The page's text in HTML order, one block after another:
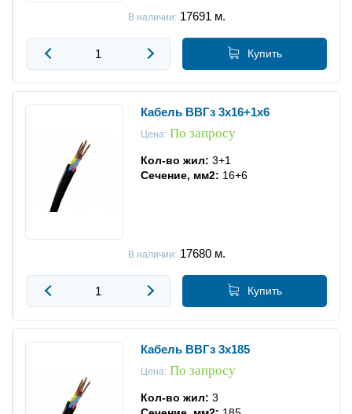
В наличии:17691 м.
Купить
Кабель ВВГз 3x16+1x6
Цена:По запросу
Кол-во жил: 3+1
Сечение, мм2: 16+6
В наличии:17680 м.
Купить
Кабель ВВГз 3x185
Цена:По запросу
Кол-во жил: 3